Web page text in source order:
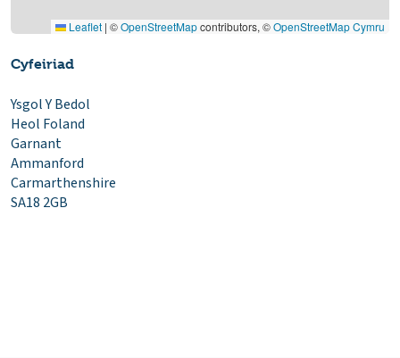
Leaflet | ©OpenStreetMapcontributors, ©OpenStreetMap Cymru
Cyfeiriad
Ysgol Y Bedol
Heol Foland
Garnant
Ammanford
Carmarthenshire
SA18 2GB